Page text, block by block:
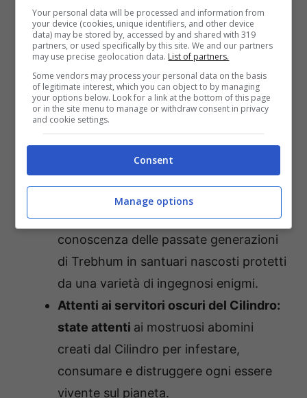
Trebhum, con abilità speciali come il
potere di volare, sparare tornado, far
crescere punte e altro ancora per dare
alla tua mandria una varietà di modi per
superare qualsiasi pericolo. Ogni
mutazione conferisce un aspetto unico
alle tue adorabili creature, creando una
famiglia in crescita di diversi compagni
per il tuo viaggio.
Risolvi antichi misteri:sblocca l’antica
conoscenza delle passate generazioni
di Trebhum in santuari nascosti protetti
da una varietà di ingegnosi enigmi.
Attenti ai servitori oscuri del Cilindro:
state attenti ai mostruosi abomini
creati dal Cilindro per infestare,
consumare e distruggere ogni essere
vivente sul pianeta.
Your personal data will be processed and information from
your device (cookies, unique identifiers, and other device
data) may be stored by, accessed by and shared with 319
partners, or used specifically by this site. We and our partners
may use precise geolocation data. List of partners.
Some vendors may process your personal data on the basis
of legitimate interest, which you can object to by managing
your options below. Look for a link at the bottom of this page
or in the site menu to manage or withdraw consent in privacy
and cookie settings.
Consent
Manage options